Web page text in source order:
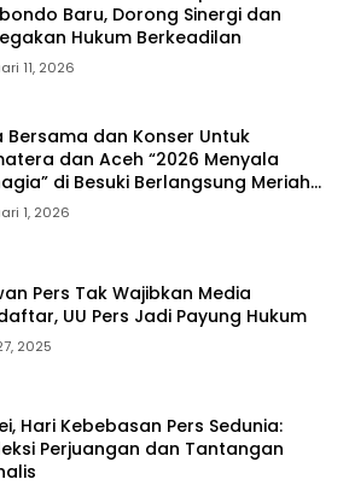
Baru, Dorong Sinergi dan
Hukum Berkeadilan
11, 2026
Bersama dan Konser Untuk
dan Aceh “2026 Menyala
di Besuki Berlangsung Meriah
Kondusif
1, 2026
Pers Tak Wajibkan Media
UU Pers Jadi Payung Hukum
2025
Hari Kebebasan Pers Sedunia:
Perjuangan dan Tantangan